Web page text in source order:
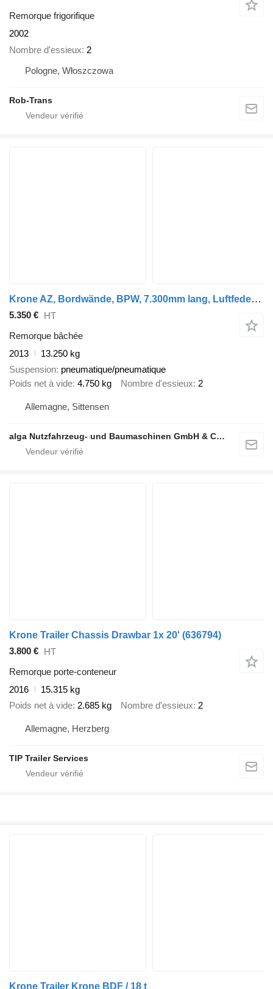
Remorque frigorifique
2002
Nombre d'essieux 2
Pologne, Włoszczowa
Rob-Trans
Krone AZ, Bordwände, BPW, 7.300mm lang, Luftfederung
5.350 € HT
Remorque bâchée
2013
13.250 kg
Suspension pneumatique/pneumatique
Poids net à vide 4.750 kg Nombre d'essieux 2
Allemagne, Sittensen
alga Nutzfahrzeug- und Baumaschinen GmbH & Co. KG
Krone Trailer Chassis Drawbar 1x 20' (636794)
3.800 € HT
Remorque porte-conteneur
2016
15.315 kg
Poids net à vide 2.685 kg Nombre d'essieux 2
Allemagne, Herzberg
TIP Trailer Services
Krone Trailer Krone BDF / 18 t